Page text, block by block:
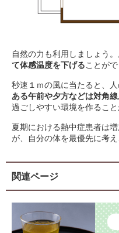
自然の力も利用しましょう。
て体感温度を下げることがで
秒速１ｍの風に当たると、
ある午前や夕方などは対角
過ごしやすい環境を作ること
夏期における熱中症患者は
が、自分の体を最優先に考
関連ページ